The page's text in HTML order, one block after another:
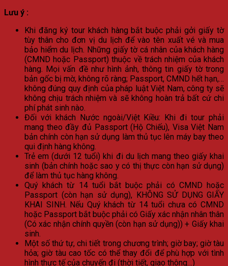
Lưu ý :
Khi đăng ký tour khách hàng bắt buộc phải gởi giấy tờ
tùy thân cho đơn vị du lịch để vào tên xuất vé và mua
bảo hiểm du lịch. Những giấy tờ cá nhân của khách hàng
(CMND hoặc Passport) thuộc về trách nhiệm của khách
hàng. Mọi vấn đề như hình ảnh, thông tin giấy tờ trong
bản gốc bị mờ, không rõ ràng; Passport, CMND hết hạn,…
không đúng quy định của pháp luật Việt Nam, công ty sẽ
không chịu trách nhiệm và sẽ không hoàn trả bất cứ chi
phí phát sinh nào.
Đối với khách Nước ngoài/Việt Kiều: Khi đi tour phải
mang theo đầy đủ Passport (Hộ Chiếu), Visa Việt Nam
bản chính còn hạn sử dụng làm thủ tục lên máy bay theo
qui định hàng không.
Trẻ em (dưới 12 tuổi) khi đi du lịch mang theo giấy khai
sinh (bản chính hoặc sao y có thị thực còn hạn sử dụng)
để làm thủ tục hàng không.
Quý khách từ 14 tuổi bắt buộc phải có CMND hoặc
Passport (còn hạn sử dụng), KHÔNG SỬ DỤNG GIẤY
KHAI SINH. Nếu Quý khách từ 14 tuổi chưa có CMND
hoặc Passport bắt buộc phải có Giấy xác nhận nhân thân
(Có xác nhận chính quyền (còn hạn sử dụng)) + Giấy khai
sinh.
Một số thứ tự, chi tiết trong chương trình; giờ bay; giờ tàu
hỏa; giờ tàu cao tốc có thể thay đổi để phù hợp với tình
hình thực tế của chuyến đi (thời tiết, giao thông…)